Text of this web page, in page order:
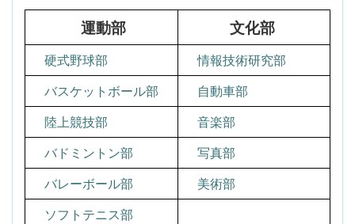
運動部 文化部
硬式野球部
情報技術研究部
バスケットボール部
自動車部
陸上競技部
音楽部
バドミントン部
写真部
バレーボール部
美術部
ソフトテニス部